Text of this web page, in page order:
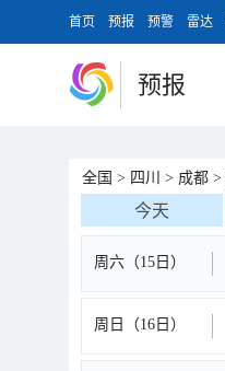
首页 预报 预警 雷达
预报
全国 > 四川 > 成都 >
今天
周六（15日）
周日（16日）